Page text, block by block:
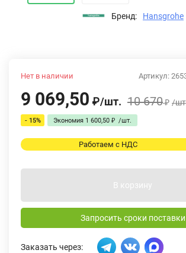
Бренд: Hansgrohe
Артикул:
Нет в наличии
9 069,50 ₽/шт. 10 670₽ /
- 15% Экономия 1 600,50 ₽ /шт.
Работаем с НДС
В корзину
Запросить сроки поставки
Заказать через: